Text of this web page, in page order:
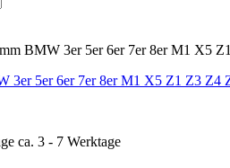
3er 5er 6er 7er 8er M1 X5 Z1 Z3 Z4
ca. 3 - 7 Werktage